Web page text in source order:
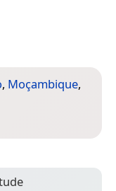
, Moçambique,